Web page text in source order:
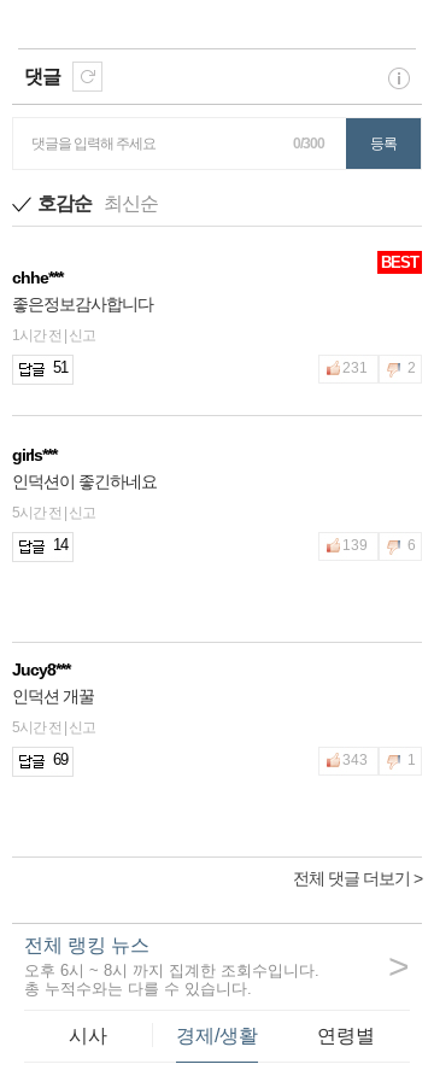
댓글
댓글을 입력해 주세요 0/300 등록
호감순 최신순
BEST
chhe***
좋은정보감사합니다
1시간 전 | 신고
51 231 2
girls***
인덕션이 좋긴하네요
5시간 전 | 신고
14 139 6
Jucy8***
인덕션 개꿀
5시간 전 | 신고
69 343 1
전체 댓글 더보기 >
전체 랭킹 뉴스
오후 6시 ~ 8시 까지 집계한 조회수입니다.
총 누적수와는 다를 수 있습니다.
>
시사 경제/생활 연령별